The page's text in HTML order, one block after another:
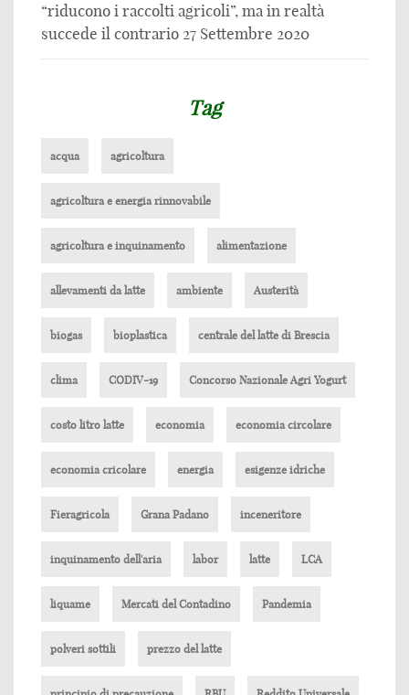
“riducono i raccolti agricoli”, ma in realtà
succede il contrario 27 Settembre 2020
Tag
acqua agricoltura
agricoltura e energia rinnovabile
agricoltura e inquinamento alimentazione
allevamenti da latte ambiente Austerità
biogas bioplastica centrale del latte di Brescia
clima CODIV-19 Concorso Nazionale Agri Yogurt
costo litro latte economia economia circolare
economia cricolare energia esigenze idriche
Fieragricola Grana Padano inceneritore
inquinamento dell'aria labor latte LCA
liquame Mercati del Contadino Pandemia
polveri sottili prezzo del latte